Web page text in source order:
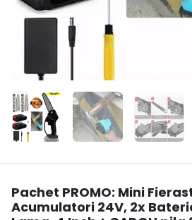
Pachet PROMO: Mini
Acumulatori 24V, 2x